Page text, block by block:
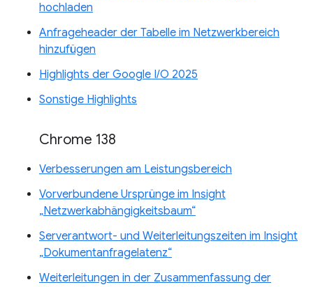
hochladen
Anfrageheader der Tabelle im Netzwerkbereich
hinzufügen
Highlights der Google I/O 2025
Sonstige Highlights
Chrome 138
Verbesserungen am Leistungsbereich
Vorverbundene Ursprünge im Insight
„Netzwerkabhängigkeitsbaum“
Serverantwort- und Weiterleitungszeiten im Insight
„Dokumentanfragelatenz“
Weiterleitungen in der Zusammenfassung der